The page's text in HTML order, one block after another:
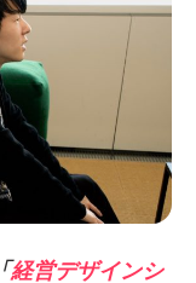
経営デザインシ